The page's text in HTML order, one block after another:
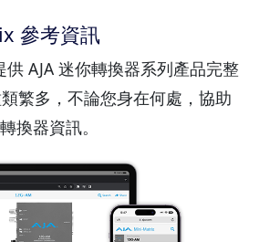
參考資訊
AJA 迷你轉換器系列產品完整
繁多，不論您身在何處，協助
換器資訊。